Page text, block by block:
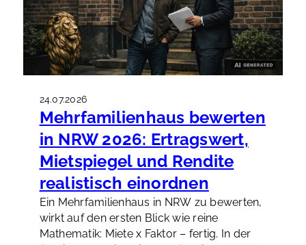
24.07.2026
Mehrfamilienhaus bewerten
in NRW 2026: Ertragswert,
Mietspiegel und Rendite
realistisch einordnen
Ein Mehrfamilienhaus in NRW zu bewerten,
wirkt auf den ersten Blick wie reine
Mathematik: Miete x Faktor – fertig. In der